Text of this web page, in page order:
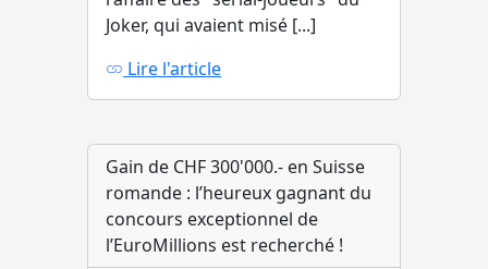
Joker, qui avaient misé [...]
Lire l'article
Gain de CHF 300'000.- en Suisse
romande : l’heureux gagnant du
concours exceptionnel de
l’EuroMillions est recherché !